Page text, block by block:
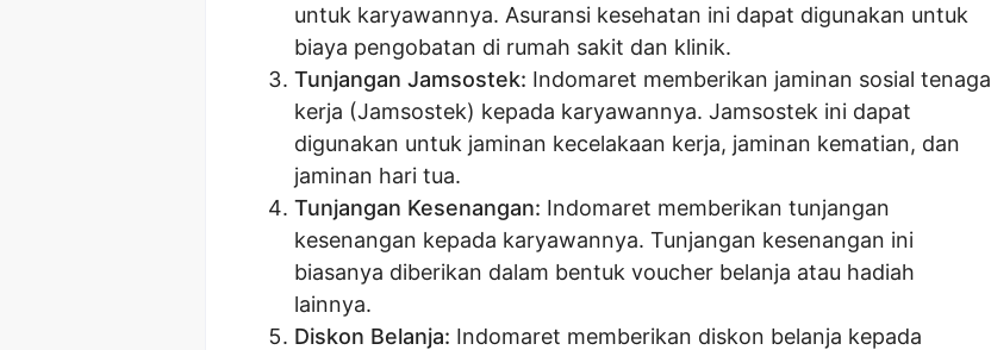
untuk karyawannya. Asuransi kesehatan ini dapat digunakan untuk
biaya pengobatan di rumah sakit dan klinik.
Tunjangan Jamsostek: Indomaret memberikan jaminan sosial tenaga
kerja (Jamsostek) kepada karyawannya. Jamsostek ini dapat
digunakan untuk jaminan kecelakaan kerja, jaminan kematian, dan
jaminan hari tua.
Tunjangan Kesenangan: Indomaret memberikan tunjangan
kesenangan kepada karyawannya. Tunjangan kesenangan ini
biasanya diberikan dalam bentuk voucher belanja atau hadiah
lainnya.
Diskon Belanja: Indomaret memberikan diskon belanja kepada